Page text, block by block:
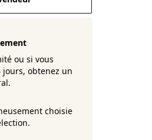
ou si vous
jours, obtenez un
choisie